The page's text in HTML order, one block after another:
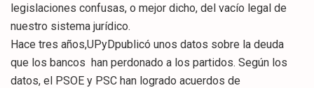
legislaciones confusas, o mejor dicho, del vacío legal de
nuestro sistema jurídico.
Hace tres años,UPyDpublicó unos datos sobre la deuda
que los bancos han perdonado a los partidos. Según los
datos, el PSOE y PSC han logrado acuerdos de